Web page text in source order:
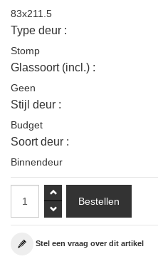
83x211.5
Type deur :
Stomp
Glassoort (incl.) :
Geen
Stijl deur :
Budget
Soort deur :
Binnendeur
Stel een vraag over dit artikel